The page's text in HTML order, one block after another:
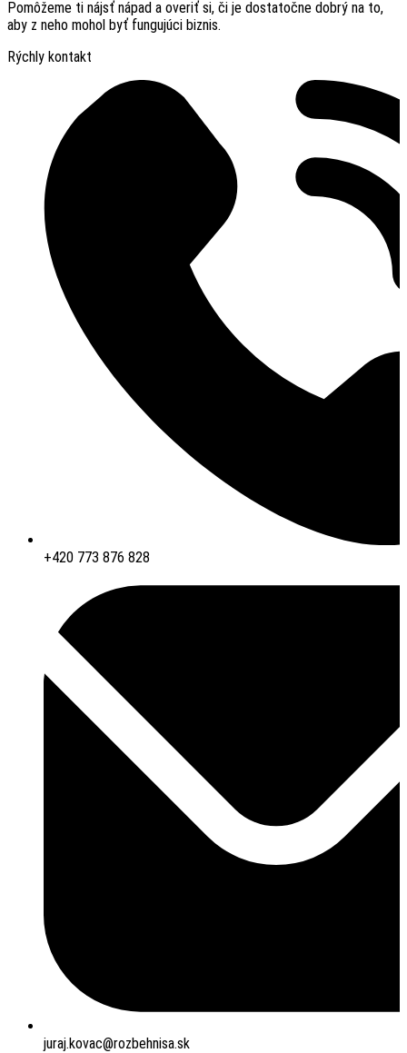
Pomôžeme ti nájsť nápad a overiť si, či je dostatočne dobrý na to,
aby z neho mohol byť fungujúci biznis.
Rýchly kontakt
+420 773 876 828
juraj.kovac@rozbehnisa.sk